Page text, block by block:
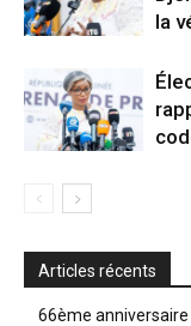
la
Articles récents
66ème anniversaire